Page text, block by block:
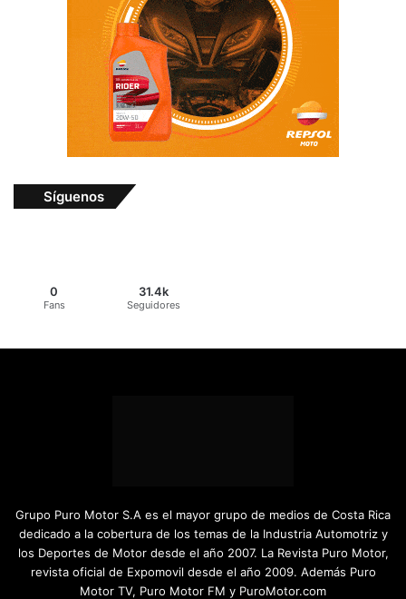
Síguenos
0
Fans
31.4k
Seguidores
Grupo Puro Motor S.A es el mayor grupo de medios de Costa Rica
dedicado a la cobertura de los temas de la Industria Automotriz y
los Deportes de Motor desde el año 2007. La Revista Puro Motor,
revista oficial de Expomovil desde el año 2009. Además Puro
Motor TV, Puro Motor FM y PuroMotor.com